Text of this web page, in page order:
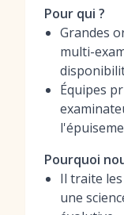
Pour qui ?
Grandes
multi-
Équipes
Pourquoi
Il traite
une